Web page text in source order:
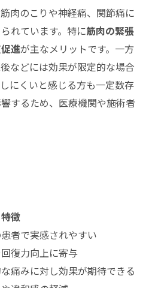
肉のこりや神経痛、関節痛に
れています。特に筋肉の緊張
進が主なメリットです。一方
などには効果が限定的な場合
にくいと感じる方も一定数存
するため、医療機関や施術者
徴
者で実感されやすい
復力向上に寄与
痛みに対し効果が期待できる